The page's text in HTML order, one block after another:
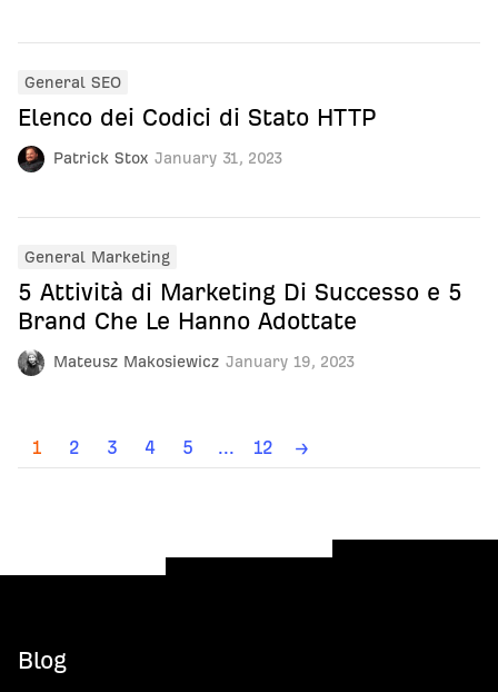
Patrick Stox January 31, 2023
General SEO
Elenco dei Codici di Stato HTTP
Mateusz Makosiewicz January 19, 2023
General Marketing
5 Attività di Marketing Di Successo e 5
Brand Che Le Hanno Adottate
1 2 3 4 5 12 →
Blog